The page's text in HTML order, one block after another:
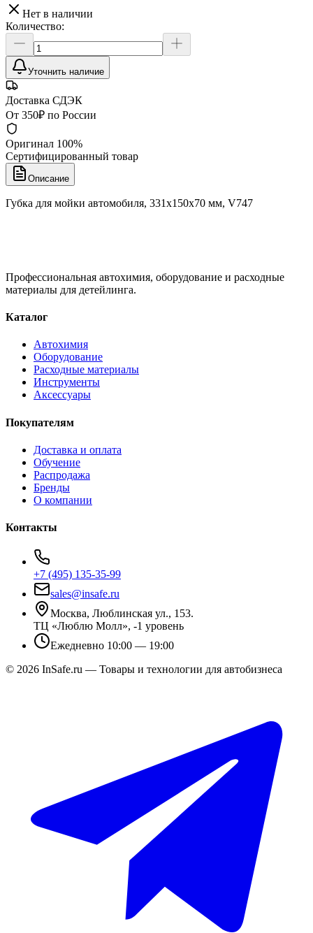
Нет в наличии
Количество:
Уточнить наличие
Доставка СДЭК
От 350₽ по России
Оригинал 100%
Сертифицированный товар
Описание
Губка для мойки автомобиля, 331x150x70 мм, V747
Профессиональная автохимия, оборудование и расходные
материалы для детейлинга.
Каталог
Автохимия
Оборудование
Расходные материалы
Инструменты
Аксессуары
Покупателям
Доставка и оплата
Обучение
Распродажа
Бренды
О компании
Контакты
+7 (495) 135-35-99
sales@insafe.ru
Москва, Люблинская ул., 153.
ТЦ «Люблю Молл», -1 уровень
Ежедневно 10:00 — 19:00
© 2026 InSafe.ru — Товары и технологии для автобизнеса